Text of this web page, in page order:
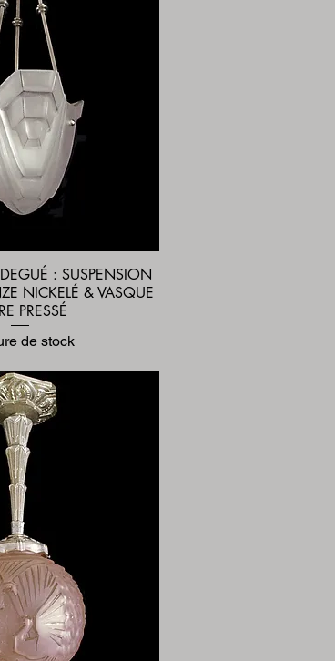
rapide: SUSPENSION
NICKELÉ & VASQUE
PRESSÉ
de stock